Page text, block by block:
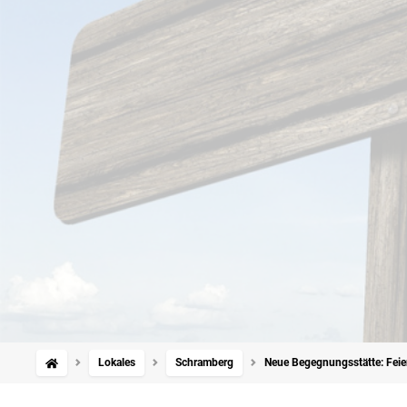
Lokales Schramberg Neue Begegnungsstätte: